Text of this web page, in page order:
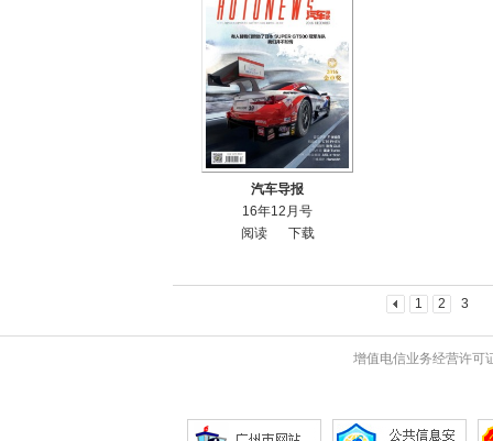
汽车导报
16年12月号
阅读
下载
1 2 3
增值电信业务经营许